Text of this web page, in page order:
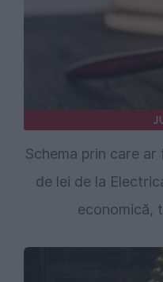
Schema prin care
de lei de la
economică,